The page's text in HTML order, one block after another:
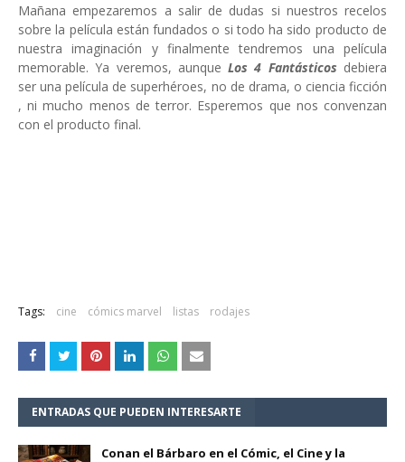
Mañana empezaremos a salir de dudas si nuestros recelos
sobre la película están fundados o si todo ha sido producto de
nuestra imaginación y finalmente tendremos una película
memorable. Ya veremos, aunqueLos 4 Fantásticos debiera
ser una película de superhéroes, no de drama, o ciencia ficción
, ni mucho menos de terror. Esperemos que nos convenzan
con el producto final.
Tags: cine cómics marvel listas rodajes
ENTRADAS QUE PUEDEN INTERESARTE
Conan el Bárbaro en el Cómic, el Cine y la